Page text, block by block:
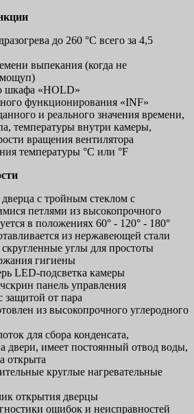
до 260 °C всего за 4,5
выпекания (когда не
шкафа «HOLD»
функционирования «INF»
и реального значения времени,
температуры внутри камеры,
вращения вентилятора
температуры °C или °F
дверца с тройным стеклом с
петлями из высокопрочного
в положениях 60° - 120° - 180°
из нержавеющей стали
углы для простоты
гигиены
LED-подсветка камеры
панель управления
от пара
из высокопрочного углеродного
для сбора конденсата,
двери, имеет постоянный отвод воды,
открыта
круглые нагревательные
открытия дверцы
ошибок и неисправностей